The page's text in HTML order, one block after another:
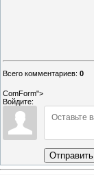
Всего комментариев: 0
ComForm">
Войдите:
Отправить